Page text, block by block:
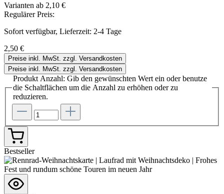
Varianten ab 2,10 €
Regulärer Preis:
Sofort verfügbar, Lieferzeit: 2-4 Tage
2,50 €
Preise inkl. MwSt. zzgl. Versandkosten
Preise inkl. MwSt. zzgl. Versandkosten
Produkt Anzahl: Gib den gewünschten Wert ein oder benutze
die Schaltflächen um die Anzahl zu erhöhen oder zu
reduzieren.
Bestseller